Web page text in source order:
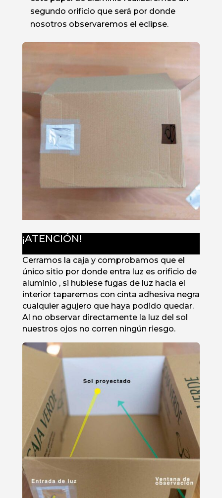
segundo orificio que será por donde
nosotros observaremos el eclipse.
¡ATENCIÓN!
Cerramos la caja y comprobamos que el
único sitio por donde entra luz es orificio de
aluminio , si hubiese fugas de luz hacia el
interior taparemos con cinta adhesiva negra
cualquier agujero que haya podido quedar.
Al no observar directamente la luz del sol
nuestros ojos no corren ningún riesgo.